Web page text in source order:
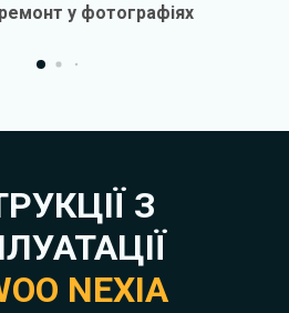
у фотографіях
З
NEXIA